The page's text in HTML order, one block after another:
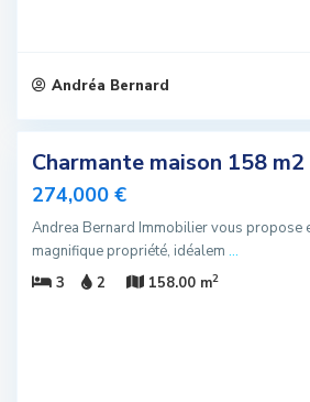
Andréa Bernard
Charmante maison 158
274,000 €
Andrea Bernard Immobilier vous propose
magnifique propriété, idéalem ...
3
2 158.00 m2